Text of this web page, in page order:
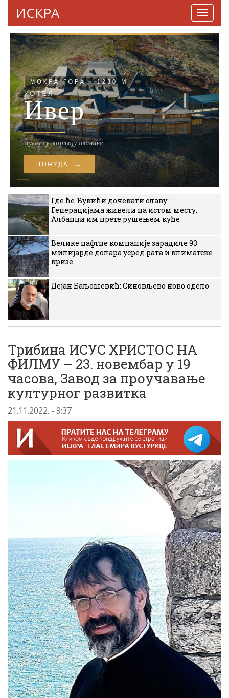
ИСКРА
Где ће Ђукићи дочекати славу:
Генерацијама живели на истом месту,
Албанци им прете рушењем куће
Велике нафтне компаније зарадиле 93
милијарде долара усред рата и климатске
кризе
Дејан Баљошевић: Синовљево ново одело
Трибина ИСУС ХРИСТОС НА
ФИЛМУ – 23. новембар у 19
часова, Завод за проучавање
културног развитка
21.11.2022. - 9:37